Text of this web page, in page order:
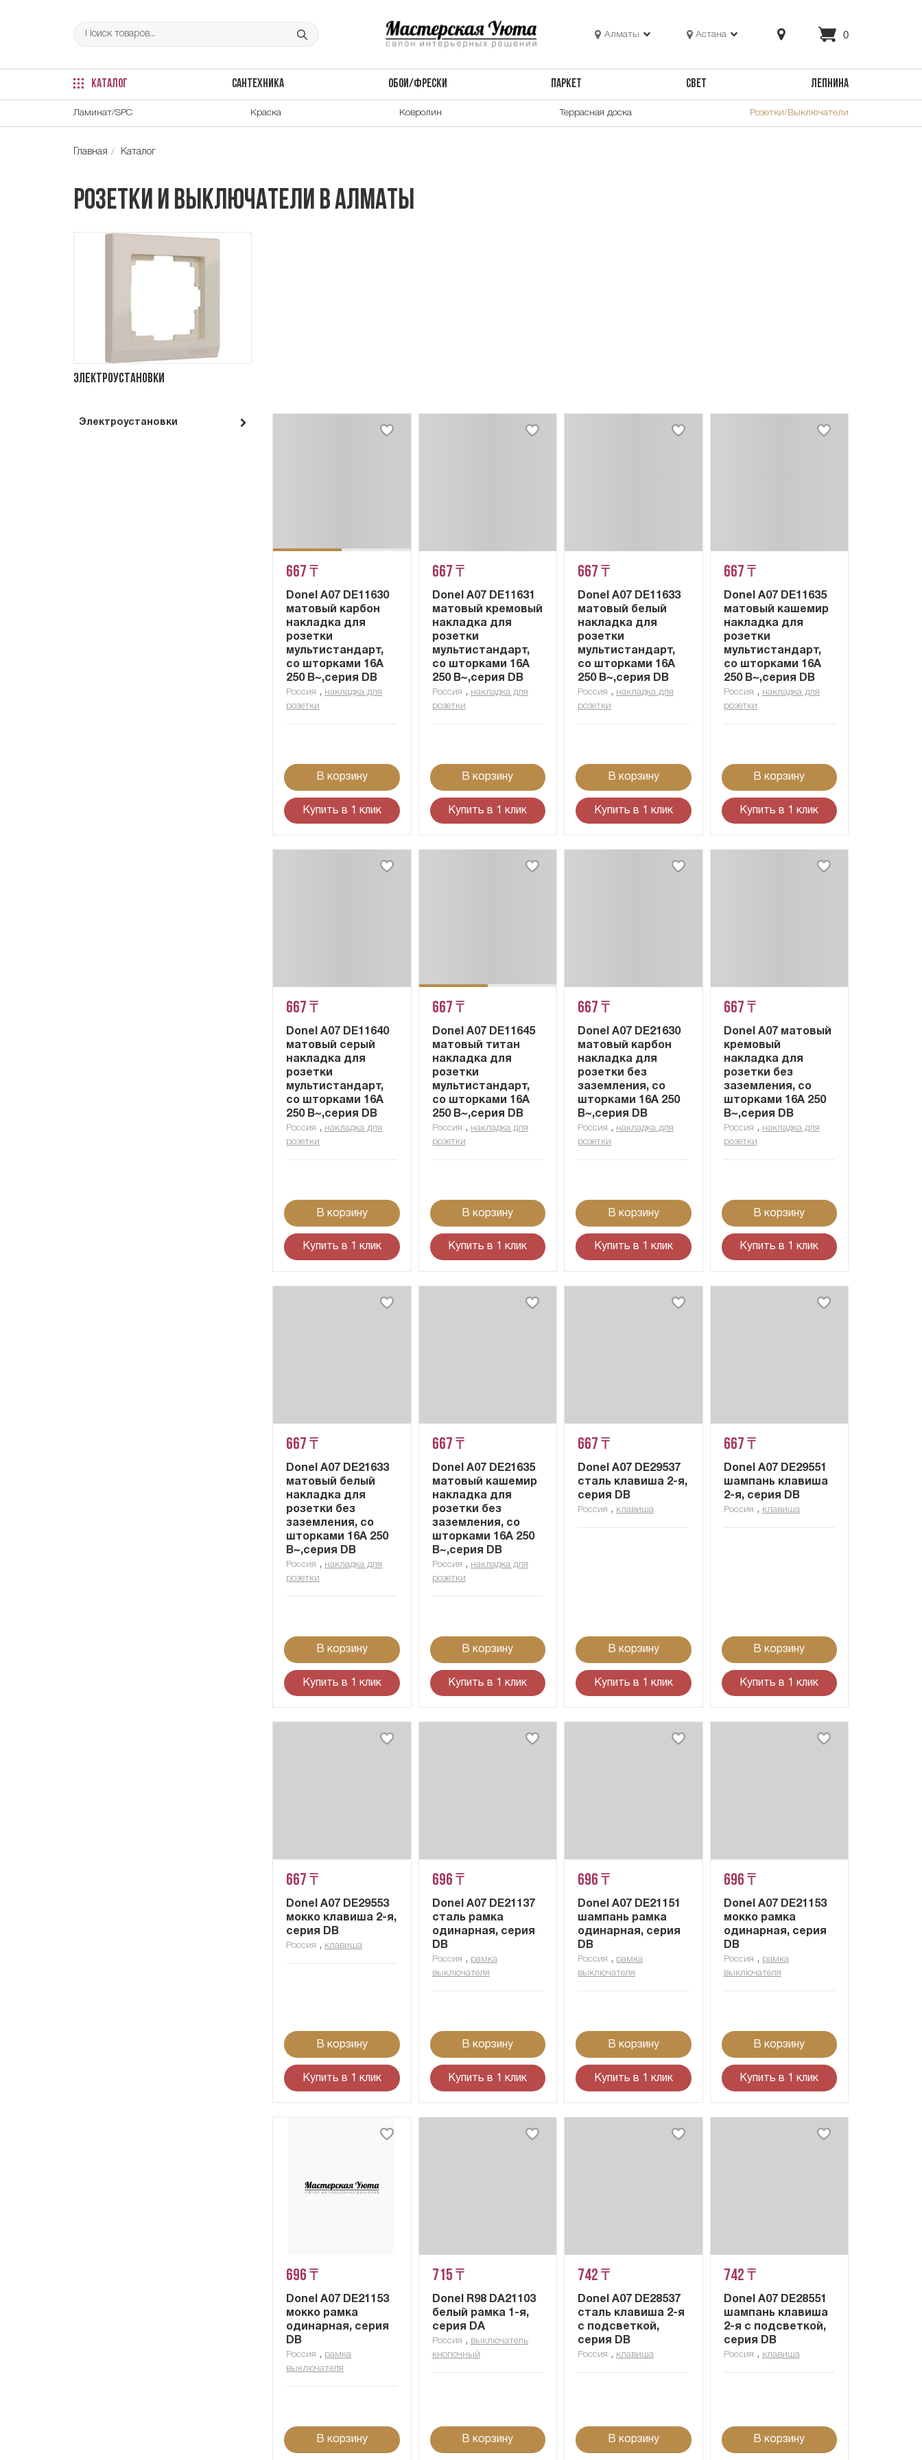
Алматы Астана 0
КАТАЛОГ САНТЕХНИКА ОБОИ/ФРЕСКИ ПАРКЕТ СВЕТ ЛЕПНИНА
Ламинат/SPC Краска Ковролин Террасная доска Розетки/Выключатели
Главная Каталог
Розетки и выключатели в Алматы
Электроустановки
Электроустановки
667 ₸
Donel A07 DE11630
матовый карбон
накладка для
розетки
мультистандарт,
со шторками 16A
250 В~,серия DB
Россия , накладка для
розетки
В корзину
Купить в 1 клик
667 ₸
Donel A07 DE11631
матовый кремовый
накладка для
розетки
мультистандарт,
со шторками 16A
250 В~,серия DB
Россия , накладка для
розетки
В корзину
Купить в 1 клик
667 ₸
Donel A07 DE11633
матовый белый
накладка для
розетки
мультистандарт,
со шторками 16A
250 В~,серия DB
Россия , накладка для
розетки
В корзину
Купить в 1 клик
667 ₸
Donel A07 DE11635
матовый кашемир
накладка для
розетки
мультистандарт,
со шторками 16A
250 В~,серия DB
Россия , накладка для
розетки
В корзину
Купить в 1 клик
667 ₸
Donel A07 DE11640
матовый серый
накладка для
розетки
мультистандарт,
со шторками 16A
250 В~,серия DB
Россия , накладка для
розетки
В корзину
Купить в 1 клик
667 ₸
Donel A07 DE11645
матовый титан
накладка для
розетки
мультистандарт,
со шторками 16A
250 В~,серия DB
Россия , накладка для
розетки
В корзину
Купить в 1 клик
667 ₸
Donel A07 DE21630
матовый карбон
накладка для
розетки без
заземления, со
шторками 16A 250
В~,серия DB
Россия , накладка для
розетки
В корзину
Купить в 1 клик
667 ₸
Donel A07 матовый
кремовый
накладка для
розетки без
заземления, со
шторками 16A 250
В~,серия DB
Россия , накладка для
розетки
В корзину
Купить в 1 клик
667 ₸
Donel A07 DE21633
матовый белый
накладка для
розетки без
заземления, со
шторками 16A 250
В~,серия DB
Россия , накладка для
розетки
В корзину
Купить в 1 клик
667 ₸
Donel A07 DE21635
матовый кашемир
накладка для
розетки без
заземления, со
шторками 16A 250
В~,серия DB
Россия , накладка для
розетки
В корзину
Купить в 1 клик
667 ₸
Donel A07 DE29537
сталь клавиша 2-я,
серия DB
Россия , клавиша
В корзину
Купить в 1 клик
667 ₸
Donel A07 DE29551
шампань клавиша
2-я, серия DB
Россия , клавиша
В корзину
Купить в 1 клик
667 ₸
Donel A07 DE29553
мокко клавиша 2-я,
серия DB
Россия , клавиша
В корзину
Купить в 1 клик
696 ₸
Donel A07 DE21137
сталь рамка
одинарная, серия
DB
Россия , рамка
выключателя
В корзину
Купить в 1 клик
696 ₸
Donel A07 DE21151
шампань рамка
одинарная, серия
DB
Россия , рамка
выключателя
В корзину
Купить в 1 клик
696 ₸
Donel A07 DE21153
мокко рамка
одинарная, серия
DB
Россия , рамка
выключателя
В корзину
Купить в 1 клик
696 ₸
Donel A07 DE21153
мокко рамка
одинарная, серия
DB
Россия , рамка
выключателя
В корзину
715 ₸
Donel R98 DA21103
белый рамка 1-я,
серия DA
Россия , выключатель
кнопочный
В корзину
742 ₸
Donel A07 DE28537
сталь клавиша 2-я
с подсветкой,
серия DB
Россия , клавиша
В корзину
742 ₸
Donel A07 DE28551
шампань клавиша
2-я с подсветкой,
серия DB
Россия , клавиша
В корзину